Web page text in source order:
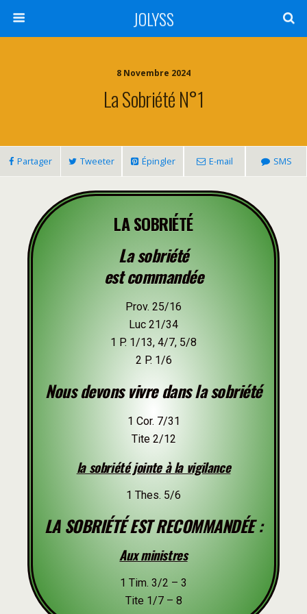
JOLYSS
8 Novembre 2024
La Sobriété N°1
Partager Tweeter Épingler E-mail SMS
LA SOBRIÉTÉ
La sobriété
est commandée
Prov. 25/16
Luc 21/34
1 P. 1/13, 4/7, 5/8
2 P. 1/6
Nous devons vivre dans la sobriété
1 Cor. 7/31
Tite 2/12
la sobriété jointe à la vigilance
1 Thes. 5/6
LA SOBRIÉTÉ EST RECOMMANDÉE :
Aux ministres
1 Tim. 3/2 – 3
Tite 1/7 – 8